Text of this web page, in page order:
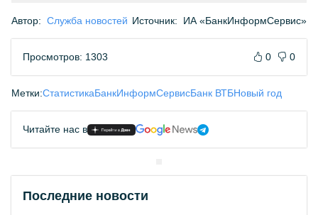
Автор: Служба новостей Источник: ИА «БанкИнформСервис»
Просмотров: 1303 0 0
Метки:СтатистикаБанкИнформСервисБанк ВТБНовый год
Читайте нас в
Последние новости